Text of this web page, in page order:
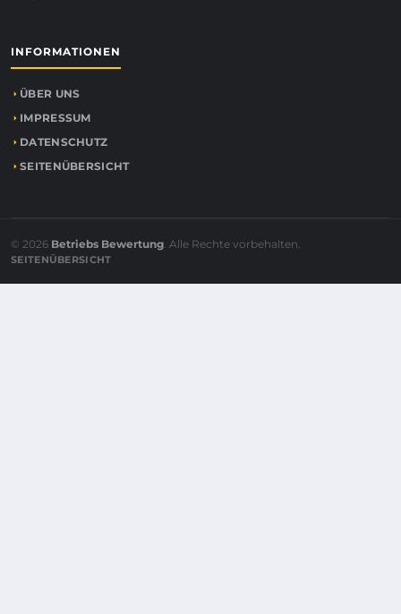
INFORMATIONEN
ÜBER UNS
IMPRESSUM
DATENSCHUTZ
SEITENÜBERSICHT
© 2026 Betriebs Bewertung. Alle Rechte vorbehalten.
SEITENÜBERSICHT